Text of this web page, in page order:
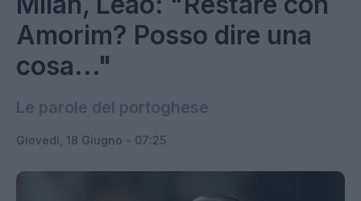
Amorim? Posso dire una
cosa..."
Le parole del portoghese
Giovedì, 18 Giugno - 07:25